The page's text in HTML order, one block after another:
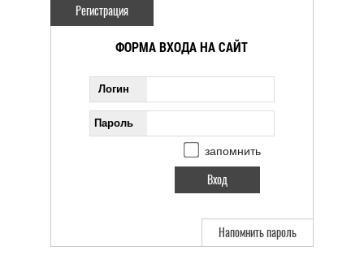
Регистрация
ФОРМА ВХОДА НА САЙТ
Логин
Пароль
запомнить
Напомнить пароль